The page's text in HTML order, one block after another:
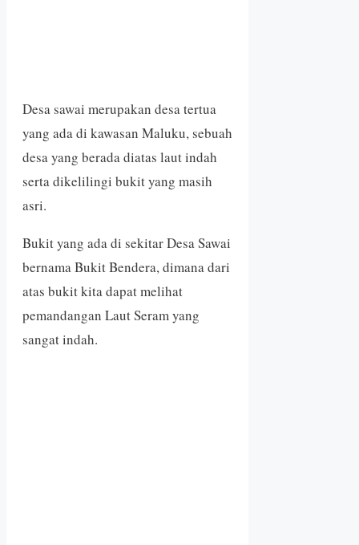
Desa sawai merupakan desa tertua
yang ada di kawasan Maluku, sebuah
desa yang berada diatas laut indah
serta dikelilingi bukit yang masih
asri.
Bukit yang ada di sekitar Desa Sawai
bernama Bukit Bendera, dimana dari
atas bukit kita dapat melihat
pemandangan Laut Seram yang
sangat indah.